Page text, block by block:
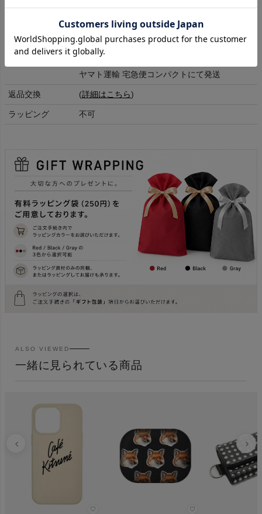
製品素材： シリコン
全国一律350円
ヤマト運輸 宅急便コンパクトにて発送
返品交換 (詳細はこちら)
ラッピング 不可
ALSO VIEWED
一緒に見られている商品
♡ ♡